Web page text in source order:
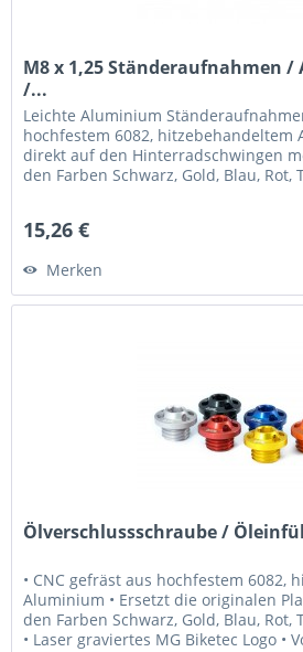
M8 x 1,25 Ständeraufnahmen
/...
Leichte Aluminium
hochfestem 6082, hitzebehandeltem
direkt auf den Hinterradschwingen
den Farben Schwarz, Gold, Blau,
15,26 €
Merken
Ölverschlussschraube /
• CNC gefräst aus hochfestem 6082,
Aluminium • Ersetzt die originalen
den Farben Schwarz, Gold, Blau,
• Laser graviertes MG Biketec Logo •